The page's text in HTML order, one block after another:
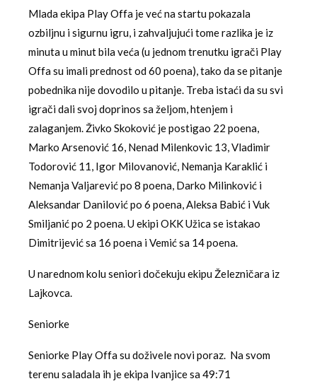
Mlada ekipa Play Offa je već na startu pokazala
ozbiljnu i sigurnu igru, i zahvaljujući tome razlika je iz
minuta u minut bila veća (u jednom trenutku igrači Play
Offa su imali prednost od 60 poena), tako da se pitanje
pobednika nije dovodilo u pitanje. Treba istaći da su svi
igrači dali svoj doprinos sa željom, htenjem i
zalaganjem. Živko Skoković je postigao 22 poena,
Marko Arsenović 16, Nenad Milenkovic 13, Vladimir
Todorović 11, Igor Milovanović, Nemanja Karaklić i
Nemanja Valjarević po 8 poena, Darko Milinković i
Aleksandar Danilović po 6 poena, Aleksa Babić i Vuk
Smiljanić po 2 poena. U ekipi OKK Užica se istakao
Dimitrijević sa 16 poena i Vemić sa 14 poena.
U narednom kolu seniori dočekuju ekipu Železničara iz
Lajkovca.
Seniorke
Seniorke Play Offa su doživele novi poraz. Na svom
terenu saladala ih je ekipa Ivanjice sa 49:71